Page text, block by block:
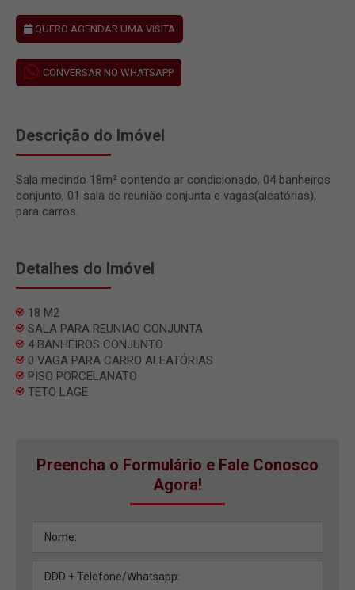
QUERO AGENDAR UMA VISITA
CONVERSAR NO WHATSAPP
Descrição do Imóvel
Sala medindo 18m² contendo ar condicionado, 04 banheiros
conjunto, 01 sala de reunião conjunta e vagas(aleatórias),
para carros.
Detalhes do Imóvel
18 M2
SALA PARA REUNIAO CONJUNTA
4 BANHEIROS CONJUNTO
0 VAGA PARA CARRO ALEATÓRIAS
PISO PORCELANATO
TETO LAGE
Preencha o Formulário e Fale Conosco
Agora!